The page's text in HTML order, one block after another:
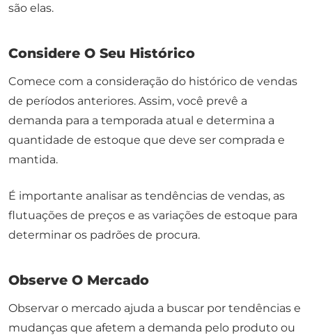
são elas.
Considere O Seu Histórico
Comece com a consideração do histórico de vendas
de períodos anteriores. Assim, você prevê a
demanda para a temporada atual e determina a
quantidade de estoque que deve ser comprada e
mantida.
É importante analisar as tendências de vendas, as
flutuações de preços e as variações de estoque para
determinar os padrões de procura.
Observe O Mercado
Observar o mercado ajuda a buscar por tendências e
mudanças que afetem a demanda pelo produto ou